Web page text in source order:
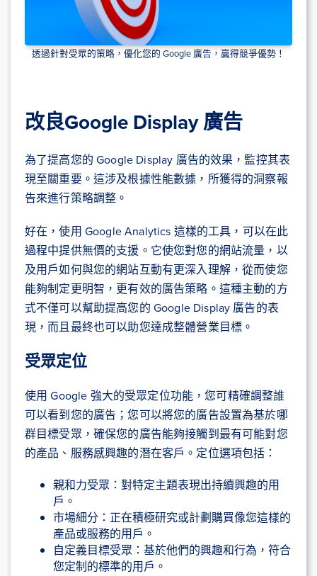
透過針對受眾的策略，優化您的 Google 廣告，贏得競爭優勢！
改良Google Display 廣告
為了提高您的 Google Display 廣告的效果，監控其表
現至關重要。這涉及根據性能數據，所獲得的洞察報
告來進行策略調整。
好在，使用 Google Analytics 這樣的工具，可以在此
過程中提供無價的支援。它使您對您的網站流量，以
及用戶如何與您的網站互動有更深入理解，從而使您
能夠制定更明智，更有效的廣告策略。這種主動的方
式不僅可以幫助提高您的 Google Display 廣告的表
現，而且最終也可以助您達成整體營業目標。
受眾定位
使用 Google 強大的受眾定位功能，您可精確調整誰
可以看到您的廣告；您可以將您的廣告設置為基於哪
群目標受眾，確保您的廣告能夠接觸到最有可能對您
的產品、服務感興趣的潛在客戶。定位選項包括：
親和力受眾：對特定主題表現出持續興趣的用
戶。
市場細分：正在積極研究或計劃購買像您這樣的
產品或服務的用戶。
自定義目標受眾：基於他們的興趣和行為，符合
您定制的標準的用戶。